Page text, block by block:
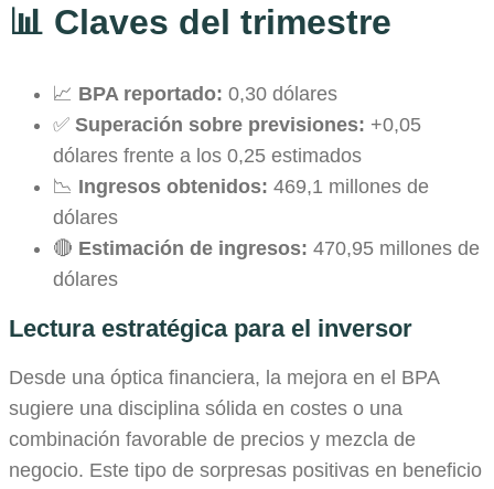
📊 Claves del trimestre
📈 BPA reportado: 0,30 dólares
✅ Superación sobre previsiones: +0,05
dólares frente a los 0,25 estimados
📉 Ingresos obtenidos: 469,1 millones de
dólares
🔴 Estimación de ingresos: 470,95 millones de
dólares
Lectura estratégica para el inversor
Desde una óptica financiera, la mejora en el BPA
sugiere una disciplina sólida en costes o una
combinación favorable de precios y mezcla de
negocio. Este tipo de sorpresas positivas en beneficio